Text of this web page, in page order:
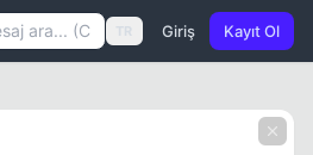
TR Giriş Kayıt Ol